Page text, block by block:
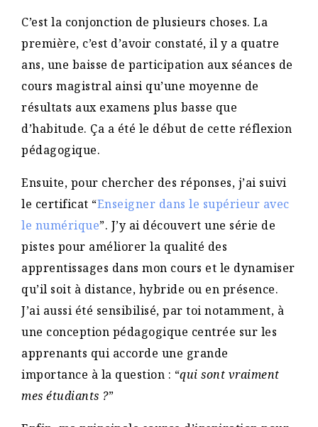
C’est la conjonction de plusieurs choses. La
première, c’est d’avoir constaté, il y a quatre
ans, une baisse de participation aux séances de
cours magistral ainsi qu’une moyenne de
résultats aux examens plus basse que
d’habitude. Ça a été le début de cette réflexion
pédagogique.
Ensuite, pour chercher des réponses, j’ai suivi
le certificat “Enseigner dans le supérieur avec
le numérique”. J’y ai découvert une série de
pistes pour améliorer la qualité des
apprentissages dans mon cours et le dynamiser
qu’il soit à distance, hybride ou en présence.
J’ai aussi été sensibilisé, par toi notamment, à
une conception pédagogique centrée sur les
apprenants qui accorde une grande
importance à la question : “qui sont vraiment
mes étudiants ?”